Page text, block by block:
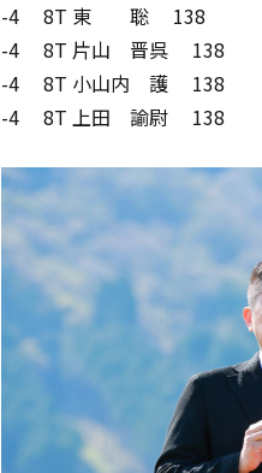
-4 8T 東 聡 138
-4 8T 片山 晋呉 138
-4 8T 小山内 護 138
-4 8T 上田 諭尉 138